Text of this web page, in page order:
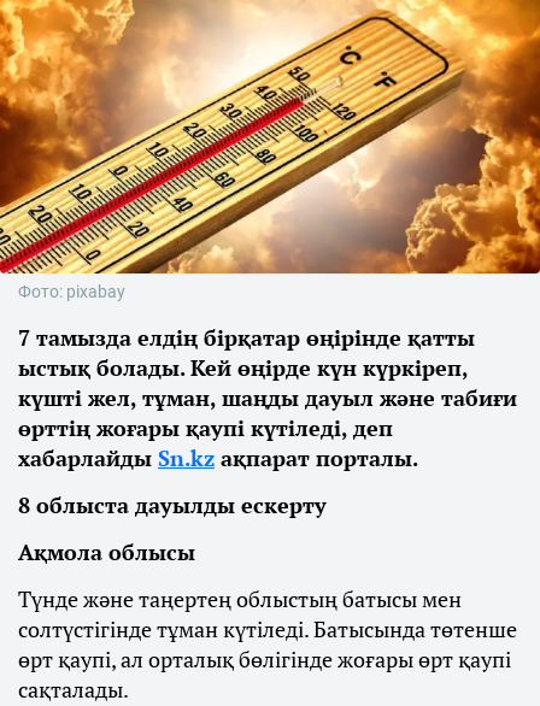
Фото: pixabay
7 тамызда елдің бірқатар өңірінде қатты
ыстық болады. Кей өңірде күн күркіреп,
күшті жел, тұман, шаңды дауыл және табиғи
өрттің жоғары қаупі күтіледі, деп
хабарлайды Sn.kz ақпарат порталы.
8 облыста дауылды ескерту
Ақмола облысы
Түнде және таңертең облыстың батысы мен
солтүстігінде тұман күтіледі. Батысында төтенше
өрт қаупі, ал орталық бөлігінде жоғары өрт қаупі
сақталады.